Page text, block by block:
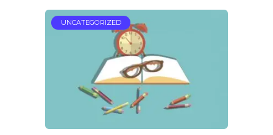
UNCATEGORIZED